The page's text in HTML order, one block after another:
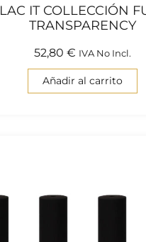
LAC IT COLLECCIÓN
TRANSPARENCY
52,80 € IVA No Incl.
Añadir al carrito